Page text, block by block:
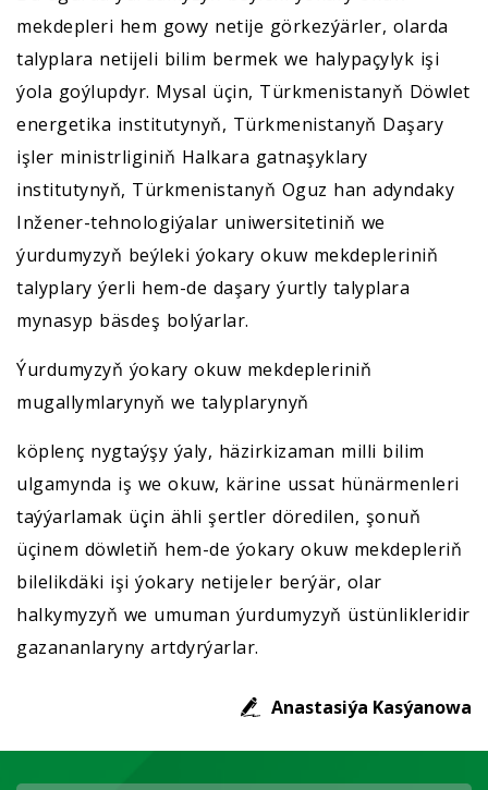
mekdepleri hem gowy netije görkezýärler, olarda
talyplara netijeli bilim bermek we halypaçylyk işi
ýola goýlupdyr. Mysal üçin, Türkmenistanyň Döwlet
energetika institutynyň, Türkmenistanyň Daşary
işler ministrliginiň Halkara gatnaşyklary
institutynyň, Türkmenistanyň Oguz han adyndaky
Inžener-tehnologiýalar uniwersitetiniň we
ýurdumyzyň beýleki ýokary okuw mekdepleriniň
talyplary ýerli hem-de daşary ýurtly talyplara
mynasyp bäsdeş bolýarlar.
Ýurdumyzyň ýokary okuw mekdepleriniň
mugallymlarynyň we talyplarynyň
köplenç nygtaýşy ýaly, häzirkizaman milli bilim
ulgamynda iş we okuw, kärine ussat hünärmenleri
taýýarlamak üçin ähli şertler döredilen, şonuň
üçinem döwletiň hem-de ýokary okuw mekdepleriň
bilelikdäki işi ýokary netijeler berýär, olar
halkymyzyň we umuman ýurdumyzyň üstünlikleridir
gazananlaryny artdyrýarlar.
Anastasiýa Kasýanowa